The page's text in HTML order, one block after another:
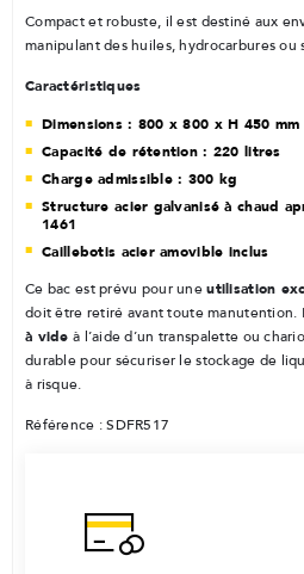
Compact et robuste, il est destiné aux
manipulant des huiles, hydrocarbures ou
Caractéristiques
Dimensions : 800 x 800 x H 450 mm
Capacité de rétention : 220 litres
Charge admissible : 300 kg
Structure acier galvanisé à chaud
1461
Caillebotis acier amovible inclus
Ce bac est prévu pour uneutilisation
doit être retiré avant toute manutention.
à vide à l’aide d’un transpalette ou
durable pour sécuriser le stockage de
à risque.
Référence : SDFR517